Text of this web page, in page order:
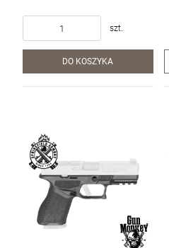
szt.
DO KOSZYKA